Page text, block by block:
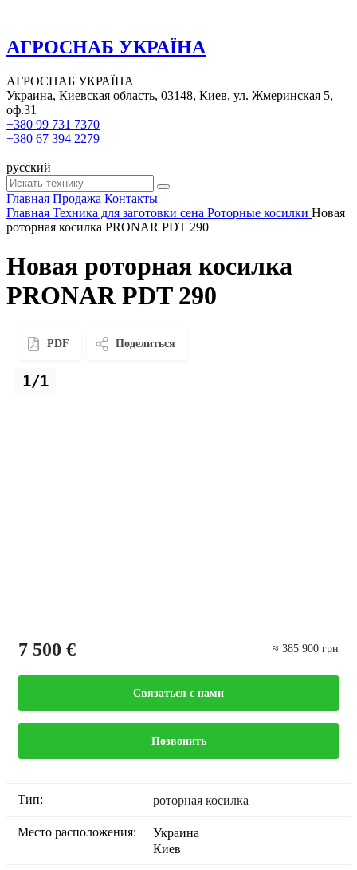
АГРОСНАБ УКРАЇНА
АГРОСНАБ УКРАЇНА
Украина, Киевская область, 03148, Киев, ул. Жмеринская 5,
оф.31
+380 99 731 7370
+380 67 394 2279
русский
Главная Продажа Контакты
Главная Техника для заготовки сена Роторные косилки Новая
роторная косилка PRONAR PDT 290
Новая роторная косилка
PRONAR PDT 290
PDF Поделиться
1/1
7 500 € ≈ 385 900 грн
Связаться с нами
Позвонить
Тип: роторная косилка
Место расположения:
Украина
Киев